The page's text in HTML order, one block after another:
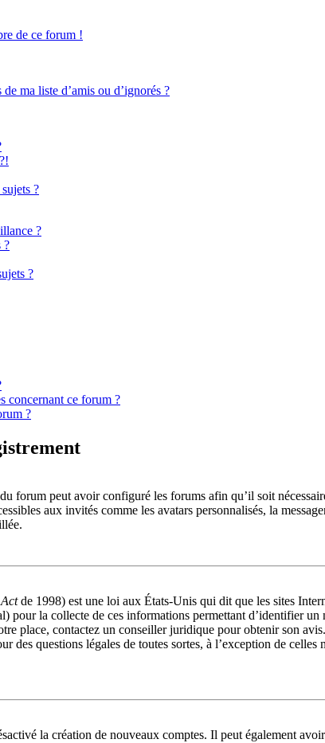
de ce forum !
ma liste d’amis ou d’ignorés ?
?
?
?
?
concernant ce forum ?
?
forum peut avoir configuré les forums afin qu’il soit
aux invités comme les avatars personnalisés, la
de 1998) est une loi aux États-Unis qui dit que les sites
pour la collecte de ces informations permettant d’identifier
place, contactez un conseiller juridique pour obtenir son
des questions légales de toutes sortes, à l’exception de
la création de nouveaux comptes. Il peut également